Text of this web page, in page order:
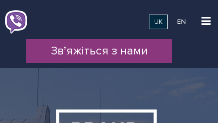
UK EN
Зв’яжіться з нами